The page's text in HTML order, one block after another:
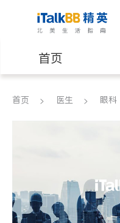
首页
医生
养老
首页 医生 眼科